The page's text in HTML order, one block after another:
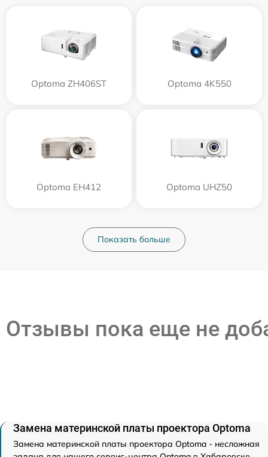
Optoma ZH406ST Optoma 4K550
Optoma EH412 Optoma UHZ50
Показать больше
Отзывы пока еще не
Замена материнской платы проектора Optoma
Замена материнской платы проектора Optoma - несложная